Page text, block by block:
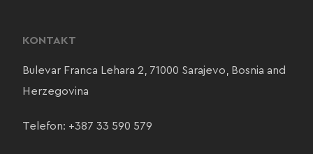
KONTAKT
Bulevar Franca Lehara 2, 71000 Sarajevo, Bosnia and
Herzegovina
Telefon: +387 33 590 579